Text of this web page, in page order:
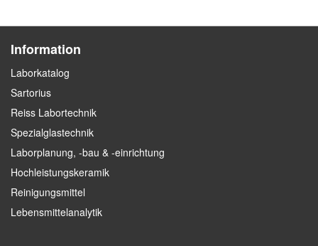
Information
Laborkatalog
Sartorius
Reiss Labortechnik
Spezialglastechnik
Laborplanung, -bau & -einrichtung
Hochleistungskeramik
Reinigungsmittel
Lebensmittelanalytik